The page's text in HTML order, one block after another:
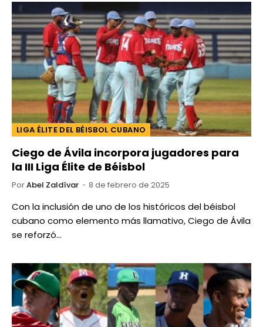
LIGA ÉLITE DEL BÉISBOL CUBANO
Ciego de Ávila incorpora jugadores para
la III Liga Élite de Béisbol
PorAbel Zaldívar 8 de febrero de 2025
Con la inclusión de uno de los históricos del béisbol
cubano como elemento más llamativo, Ciego de Ávila
se reforzó…